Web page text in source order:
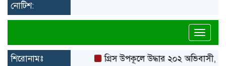
নোটিশ:
শিরোনামঃ গ্রিস উপকূলে উদ্ধার ২০২ অভিবাসী,